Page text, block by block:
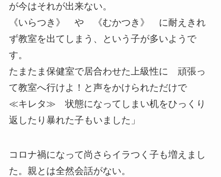
が今はそれが出来ない。
《いらつき》 や 《むかつき》 に耐えきれ
ず教室を出てしまう、という子が多いようで
す。
たまたま保健室で居合わせた上級性に 頑張っ
て教室へ行けよ！と声をかけられただけで
≪キレタ≫ 状態になってしまい机をひっくり
返したり暴れた子もいました」
コロナ禍になって尚さらイラつく子も増えまし
た。親とは全然会話がない。